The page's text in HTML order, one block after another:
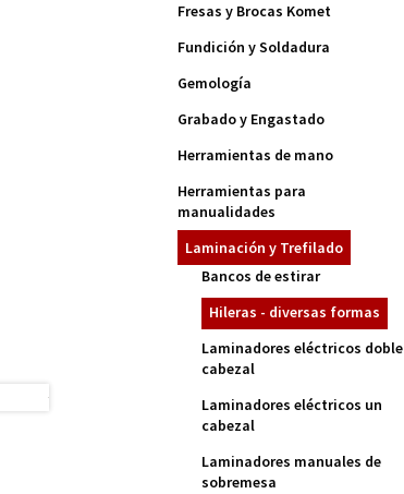
Fresas y Brocas Komet
Fundición y Soldadura
Gemología
Grabado y Engastado
Herramientas de mano
Herramientas para
manualidades
Laminación y Trefilado
Bancos de estirar
Hileras - diversas formas
Laminadores eléctricos doble
cabezal
Laminadores eléctricos un
cabezal
Laminadores manuales de
sobremesa